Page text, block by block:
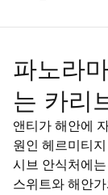
파노라
는 카리
앤티가 해안에
원인 헤르미티
시브 안식처에
스위트와 해안